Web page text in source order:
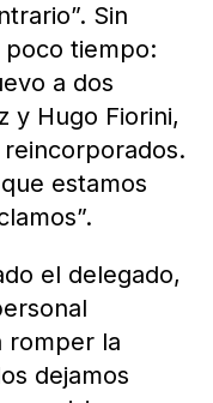
Sin
tiempo:
a dos
y Hugo Fiorini,
estamos
el delegado,
romper la
dejamos